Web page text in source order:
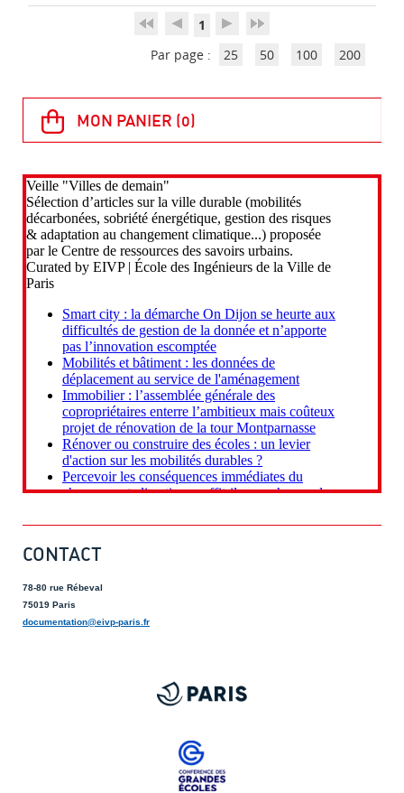
1
Par page :
25 50 100 200
CONTACT
78-80 rue Rébeval
75019 Paris
documentation@eivp-paris.fr